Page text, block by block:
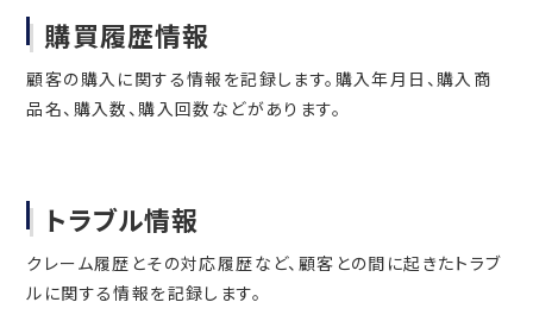
購買履歴情報
顧客の購入に関する情報を記録します。購入年月日、購入商
品名、購入数、購入回数などがあります。
トラブル情報
クレーム履歴とその対応履歴など、顧客との間に起きたトラブ
ルに関する情報を記録します。